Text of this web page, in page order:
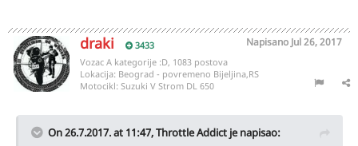
draki 3433 Napisano Jul 26, 2017
Vozac A kategorije :D, 1083 postova
Lokacija: Beograd - povremeno Bijeljina,RS
Motocikl: Suzuki V Strom DL 650
On 26.7.2017. at 11:47,Throttle Addict je napisao: